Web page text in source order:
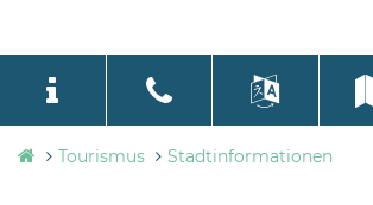
Tourismusbüro
language
Tourismus Stadtinformationen